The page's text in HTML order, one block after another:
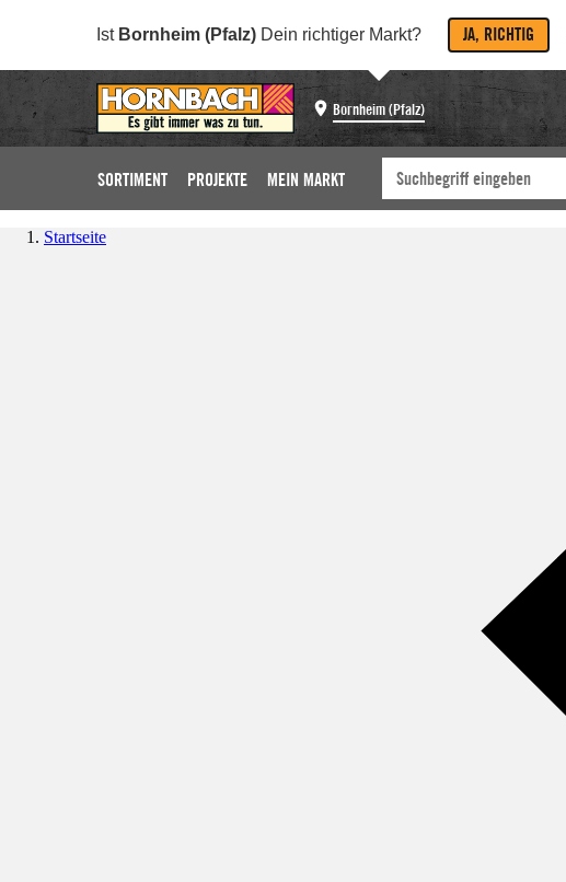
Ist Bornheim (Pfalz) Dein richtiger Markt? JA, RICHTIG
Bornheim (Pfalz)
SORTIMENT PROJEKTE MEIN MARKT
Startseite